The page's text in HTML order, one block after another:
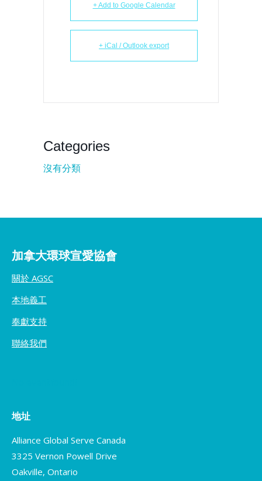
+ Add to Google Calendar
+ iCal / Outlook export
Categories
沒有分類
加拿大環球宣愛協會
關於 AGSC
本地義工
奉獻支持
聯絡我們
地址
Alliance Global Serve Canada
3325 Vernon Powell Drive
Oakville, Ontario